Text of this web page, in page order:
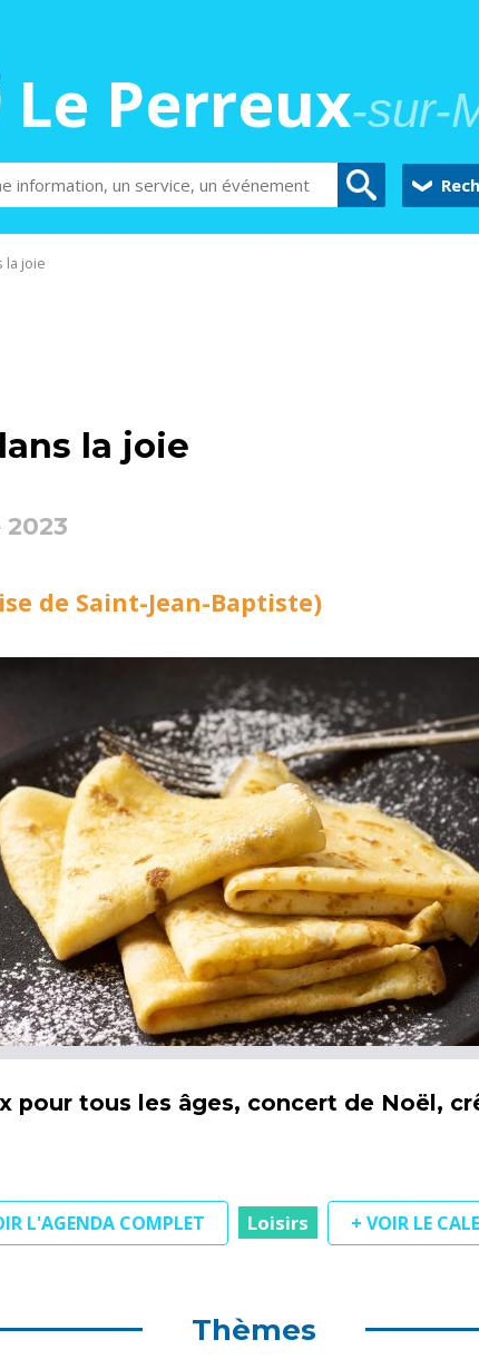
Le Perreux-sur-
la joie
la joie
de Saint-Jean-Baptiste)
pour tous les âges, concert de Noël,
L'AGENDA COMPLET Loisirs + VOIR LE
Thèmes